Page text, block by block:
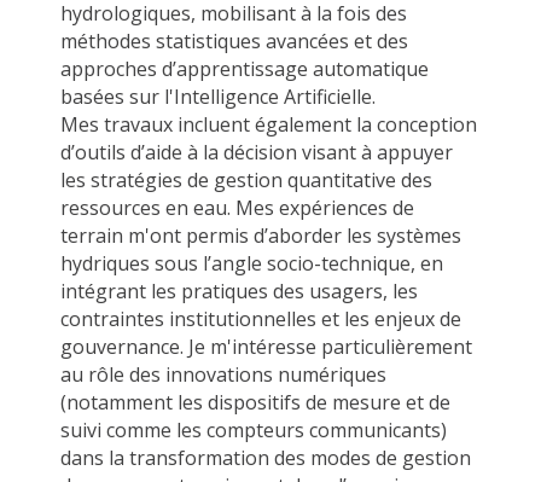
hydrologiques, mobilisant à la fois des
méthodes statistiques avancées et des
approches d’apprentissage automatique
basées sur l'Intelligence Artificielle.
Mes travaux incluent également la conception
d’outils d’aide à la décision visant à appuyer
les stratégies de gestion quantitative des
ressources en eau. Mes expériences de
terrain m'ont permis d’aborder les systèmes
hydriques sous l’angle socio-technique, en
intégrant les pratiques des usagers, les
contraintes institutionnelles et les enjeux de
gouvernance. Je m'intéresse particulièrement
au rôle des innovations numériques
(notamment les dispositifs de mesure et de
suivi comme les compteurs communicants)
dans la transformation des modes de gestion